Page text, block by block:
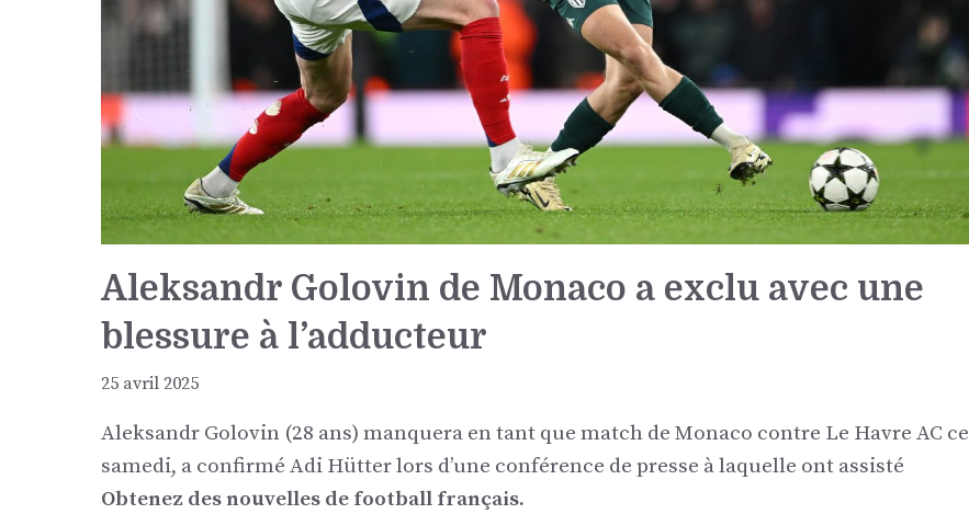
Aleksandr Golovin de Monaco a exclu avec une
blessure à l’adducteur
25 avril 2025
Aleksandr Golovin (28 ans) manquera en tant que match de Monaco contre Le Havre AC ce
samedi, a confirmé Adi Hütter lors d’une conférence de presse à laquelle ont assisté
Obtenez des nouvelles de football français.